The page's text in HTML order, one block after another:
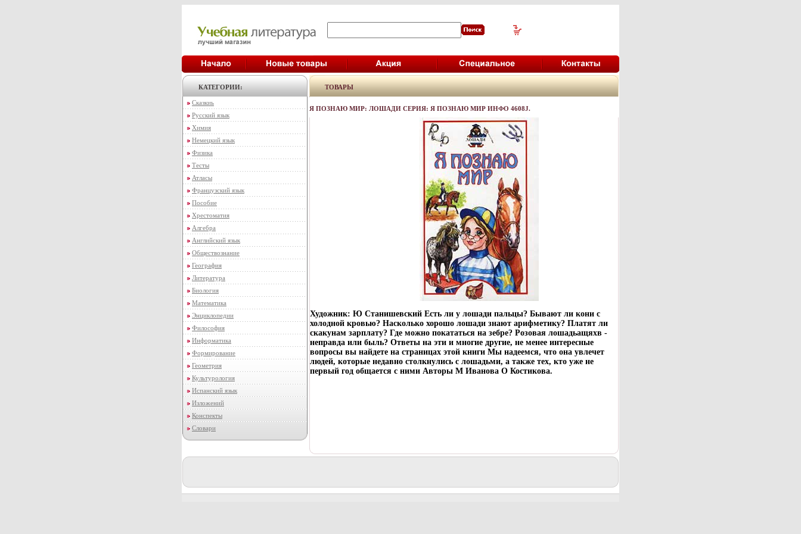
КАТЕГОРИИ:
Сказкиь
Русский язык
Химия
Немецкий язык
Физика
Тесты
Атласы
Французский язык
Пособие
Хрестоматия
Алгебра
Английский язык
Обществознание
География
Литература
Биология
Математика
Энциклопедии
Философия
Информатика
Формирование
Геометрия
Культурология
Испанский язык
Изложений
Конспекты
Словари
ТОВАРЫ
Я ПОЗНАЮ МИР: ЛОШАДИ СЕРИЯ: Я ПОЗНАЮ МИР ИНФО 4608J.
Художник: Ю Станишевский Есть ли у лошади пальцы? Бывают ли кони с
холодной кровью? Насколько хорошо лошади знают арифметику? Платят ли
скакунам зарплату? Где можно покататься на зебре? Розовая лошадьащяхв -
неправда или быль? Ответы на эти и многие другие, не менее интересные
вопросы вы найдете на страницах этой книги Мы надеемся, что она увлечет
людей, которые недавно столкнулись с лошадьми, а также тех, кто уже не
первый год общается с ними Авторы М Иванова О Костикова.